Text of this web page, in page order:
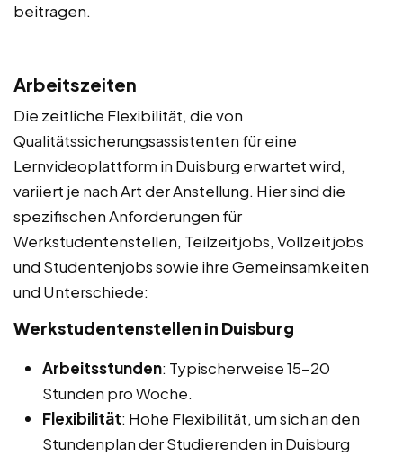
beitragen.
Arbeitszeiten
Die zeitliche Flexibilität, die von
Qualitätssicherungsassistenten für eine
Lernvideoplattform in Duisburg erwartet wird,
variiert je nach Art der Anstellung. Hier sind die
spezifischen Anforderungen für
Werkstudentenstellen, Teilzeitjobs, Vollzeitjobs
und Studentenjobs sowie ihre Gemeinsamkeiten
und Unterschiede:
Werkstudentenstellen in Duisburg
Arbeitsstunden: Typischerweise 15-20
Stunden pro Woche.
Flexibilität: Hohe Flexibilität, um sich an den
Stundenplan der Studierenden in Duisburg